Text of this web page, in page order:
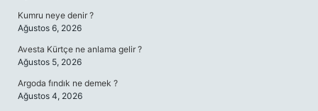
Kumru neye denir ?
Ağustos 6, 2026
Avesta Kürtçe ne anlama gelir ?
Ağustos 5, 2026
Argoda fındık ne demek ?
Ağustos 4, 2026